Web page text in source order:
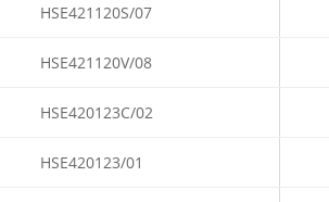
HSE421120S/07
HSE421120V/08
HSE420123C/02
HSE420123/01